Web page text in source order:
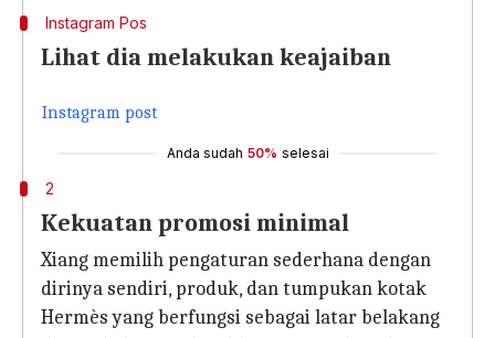
Instagram Pos
Lihat dia melakukan keajaiban
Instagram post
Anda sudah 50% selesai
2
Kekuatan promosi minimal
Xiang memilih pengaturan sederhana dengan
dirinya sendiri, produk, dan tumpukan kotak
Hermès yang berfungsi sebagai latar belakang